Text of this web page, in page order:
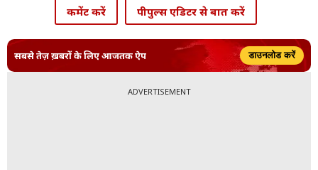
कमेंट करें पीपुल्स एडिटर से बात करें
सबसे तेज़ ख़बरों के लिए आजतक ऐप डाउनलोड करें
ADVERTISEMENT